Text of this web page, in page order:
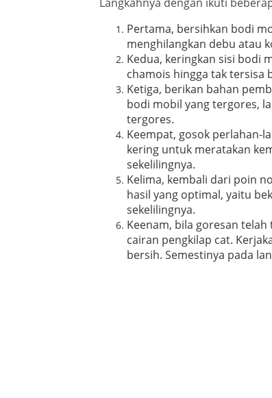
Pertama, bersihkan bodi
menghilangkan debu atau
Kedua, keringkan sisi bodi
chamois hingga tak tersisa
Ketiga, berikan bahan
bodi mobil yang tergores,
tergores.
Keempat, gosok perlahan-
kering untuk meratakan
sekelilingnya.
Kelima, kembali dari poin
hasil yang optimal, yaitu
sekelilingnya.
Keenam, bila goresan
cairan pengkilap cat.
bersih. Semestinya pada